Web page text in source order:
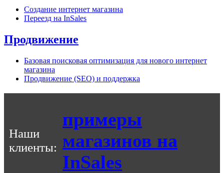
Создание интернет магазина
Переезд на InSales
Продвижение
Базовая поисковая оптимизация для нового интернет
магазина
Продвижение (SEO) и поддержка
Наши
клиенты:
примеры
магазинов на
InSales